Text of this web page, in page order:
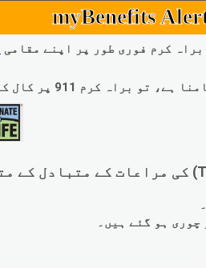
myBenefits
کرم فوری طور پر اپنے مقامی
کرم 911 پر کال کریں۔